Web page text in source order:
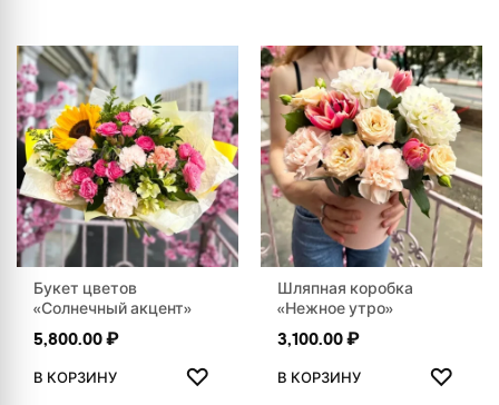
Букет цветов
«Солнечный акцент»
5,800.00₽
В КОРЗИНУ ♡
ДОБАВИТЬ В ИЗБРАННОЕ
Шляпная коробка
«Нежное утро»
3,100.00₽
В КОРЗИНУ ♡